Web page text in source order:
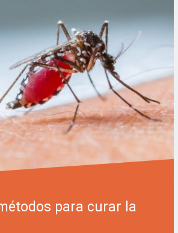
para curar la